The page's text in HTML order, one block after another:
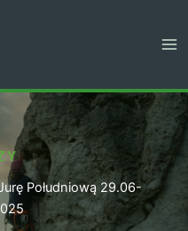
Południową 29.06-